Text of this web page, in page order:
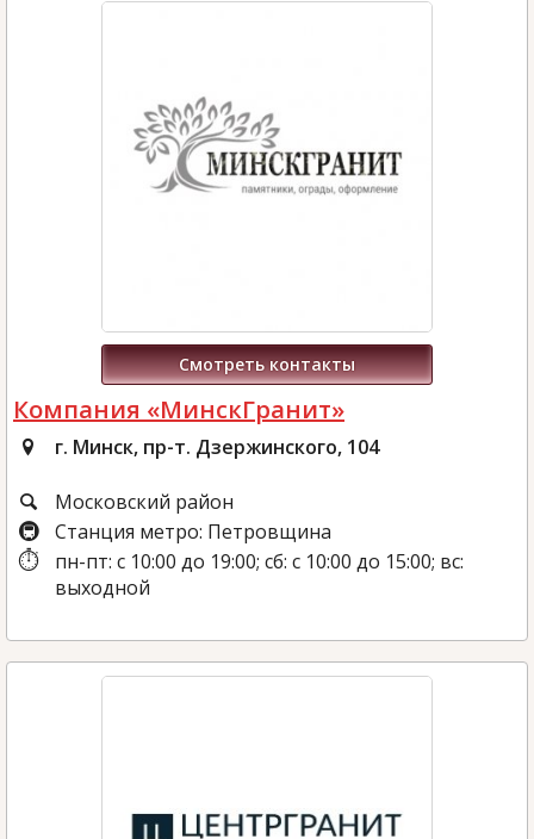
Смотреть контакты
Компания «МинскГранит»
г. Минск, пр-т. Дзержинского, 104
Московский район
Станция метро: Петровщина
пн-пт: с 10:00 до 19:00; сб: с 10:00 до 15:00; вс:
выходной